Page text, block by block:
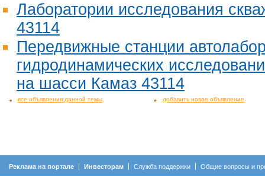
Лаборатории исследования
43114
Передвижные станции
гидродинамических
на шасси Камаз 43114
добавить новое объявление
все объявления данной темы
Реклама на портале Инвесторам Служба поддержки Общие вопросы и